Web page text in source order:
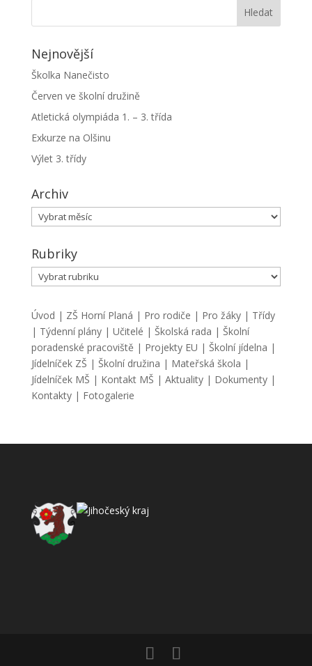
Nejnovější
Školka Nanečisto
Červen ve školní družině
Atletická olympiáda 1. – 3. třída
Exkurze na Olšinu
Výlet 3. třídy
Archiv
Archiv
Rubriky
Rubriky
Úvod | ZŠ Horní Planá | Pro rodiče | Pro žáky| Třídy
| Týdenní plány| Učitelé | Školská rada | Školní
poradenské pracoviště | Projekty EU | Školní jídelna |
Jídelníček ZŠ | Školní družina | Mateřská škola |
Jídelníček MŠ | Kontakt MŠ | Aktuality| Dokumenty|
Kontakty| Fotogalerie